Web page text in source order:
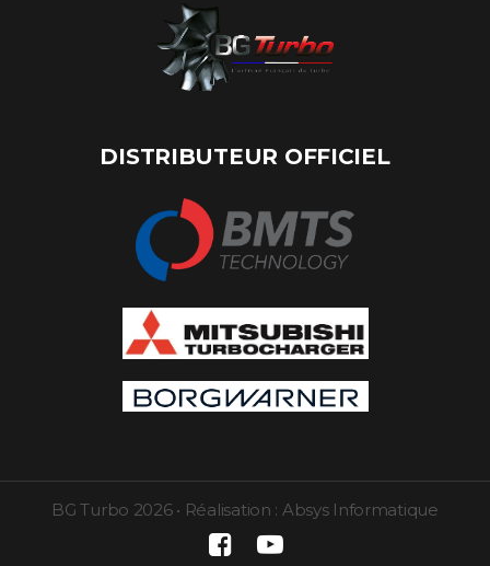
DISTRIBUTEUR OFFICIEL
BG Turbo 2026 • Réalisation : Absys Informatique